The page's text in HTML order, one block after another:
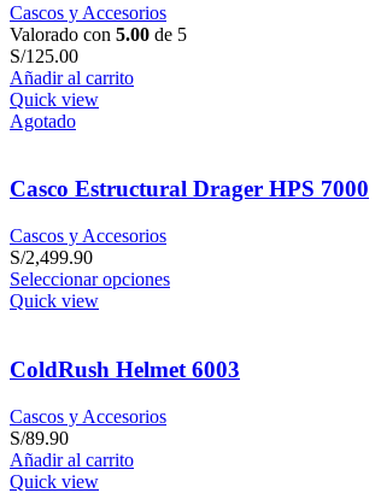
Cascos y Accesorios
Valorado con 5.00 de 5
S/125.00
Añadir al carrito
Quick view
Agotado
Casco Estructural Drager HPS 7000
Cascos y Accesorios
S/2,499.90
Seleccionar opciones
Quick view
ColdRush Helmet 6003
Cascos y Accesorios
S/89.90
Añadir al carrito
Quick view